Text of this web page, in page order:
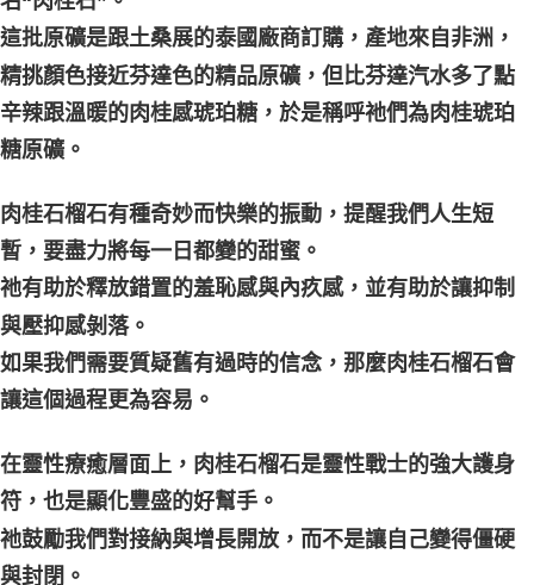
這批原礦是跟土桑展的泰國廠商訂購，產地來自非洲，
精挑顏色接近芬達色的精品原礦，但比芬達汽水多了點
辛辣跟溫暖的肉桂感琥珀糖，於是稱呼祂們為肉桂琥珀
糖原礦。
肉桂石榴石有種奇妙而快樂的振動，提醒我們人生短
暫，要盡力將每一日都變的甜蜜。
祂有助於釋放錯置的羞恥感與內疚感，並有助於讓抑制
與壓抑感剝落。
如果我們需要質疑舊有過時的信念，那麼肉桂石榴石會
讓這個過程更為容易。
在靈性療癒層面上，肉桂石榴石是靈性戰士的強大護身
符，也是顯化豐盛的好幫手。
祂鼓勵我們對接納與增長開放，而不是讓自己變得僵硬
與封閉。